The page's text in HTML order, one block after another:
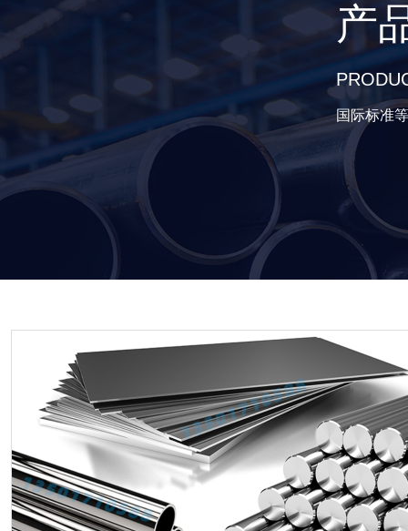
产
国际标准